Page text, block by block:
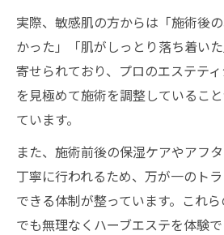
実際、敏感肌の方からは「施術後
かった」「肌がしっとり落ち着い
寄せられており、プロのエステテ
を見極めて施術を調整しているこ
ています。
また、施術前後の保湿ケアやアフ
丁寧に行われるため、万が一のト
できる体制が整っています。これ
でも無理なくハーブエステを体験で